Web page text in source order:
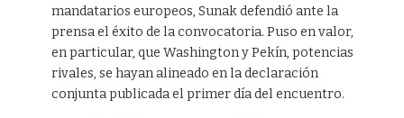
mandatarios europeos, Sunak defendió ante la
prensa el éxito de la convocatoria. Puso en valor,
en particular, que Washington y Pekín, potencias
rivales, se hayan alineado en la declaración
conjunta publicada el primer día del encuentro.